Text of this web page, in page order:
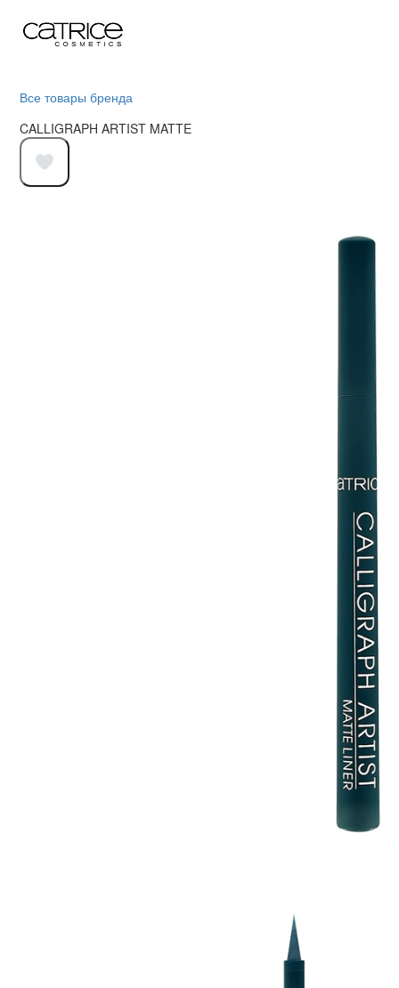
Все товары бренда
CALLIGRAPH ARTIST MATTE